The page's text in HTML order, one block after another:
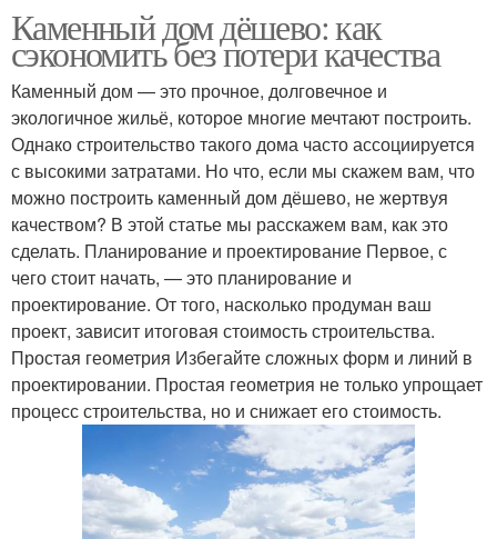
Каменный дом дёшево: как
сэкономить без потери качества
Каменный дом — это прочное, долговечное и
экологичное жильё, которое многие мечтают построить.
Однако строительство такого дома часто ассоциируется
с высокими затратами. Но что, если мы скажем вам, что
можно построить каменный дом дёшево, не жертвуя
качеством? В этой статье мы расскажем вам, как это
сделать. Планирование и проектирование Первое, с
чего стоит начать, — это планирование и
проектирование. От того, насколько продуман ваш
проект, зависит итоговая стоимость строительства.
Простая геометрия Избегайте сложных форм и линий в
проектировании. Простая геометрия не только упрощает
процесс строительства, но и снижает его стоимость.